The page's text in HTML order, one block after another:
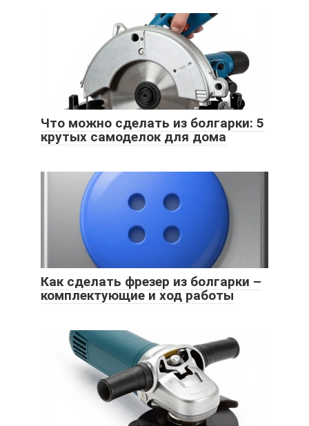
Что можно сделать из болгарки: 5
крутых самоделок для дома
Как сделать фрезер из болгарки –
комплектующие и ход работы